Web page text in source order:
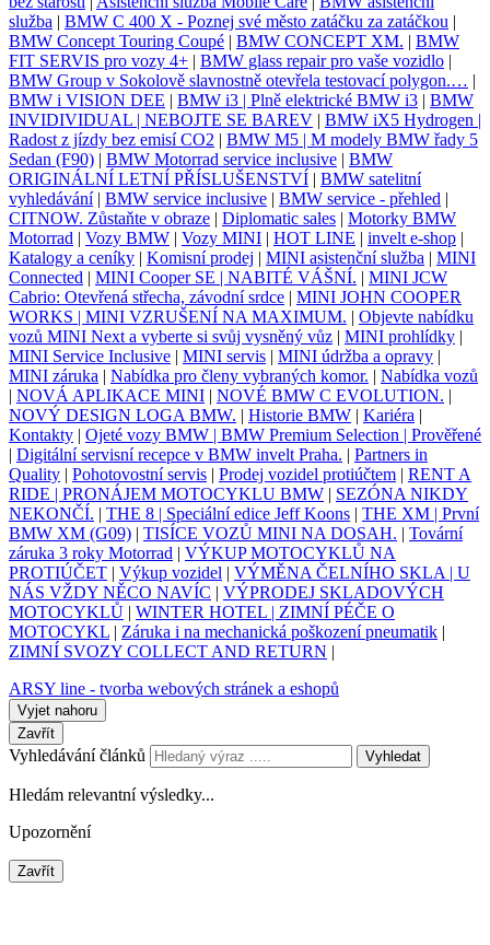
služba | BMW C 400 X - Poznej své město zatáčku za zatáčkou |
BMW Concept Touring Coupé | BMW CONCEPT XM. | BMW
FIT SERVIS pro vozy 4+ | BMW glass repair pro vaše vozidlo |
BMW Group v Sokolově slavnostně otevřela testovací polygon.… |
BMW i VISION DEE | BMW i3 | Plně elektrické BMW i3 | BMW
INVIDIVIDUAL | NEBOJTE SE BAREV | BMW iX5 Hydrogen |
Radost z jízdy bez emisí CO2 | BMW M5 | M modely BMW řady 5
Sedan (F90) | BMW Motorrad service inclusive | BMW
ORIGINÁLNÍ LETNÍ PŘÍSLUŠENSTVÍ | BMW satelitní
vyhledávání| BMW service inclusive | BMW service - přehled |
CITNOW. Zůstaňte v obraze | Diplomatic sales | Motorky BMW
Motorrad | Vozy BMW | Vozy MINI | HOT LINE | invelt e-shop |
Katalogy a ceníky | Komisní prodej | MINI asistenční služba | MINI
Connected | MINI Cooper SE | NABITÉ VÁŠNÍ. | MINI JCW
Cabrio: Otevřená střecha, závodní srdce | MINI JOHN COOPER
WORKS | MINI VZRUŠENÍ NA MAXIMUM. | Objevte nabídku
vozů MINI Next a vyberte si svůj vysněný vůz | MINI prohlídky |
MINI Service Inclusive | MINI servis | MINI údržba a opravy |
MINI záruka | Nabídka pro členy vybraných komor. | Nabídka vozů
| NOVÁ APLIKACE MINI | NOVÉ BMW C EVOLUTION. |
NOVÝ DESIGN LOGA BMW. | Historie BMW | Kariéra |
Kontakty | Ojeté vozy BMW | BMW Premium Selection | Prověřené
| Digitální servisní recepce v BMW invelt Praha. | Partners in
Quality | Pohotovostní servis | Prodej vozidel protiúčtem | RENT A
RIDE | PRONÁJEM MOTOCYKLU BMW | SEZÓNA NIKDY
NEKONČÍ. | THE 8 | Speciální edice Jeff Koons | THE XM | První
BMW XM (G09) | TISÍCE VOZŮ MINI NA DOSAH. | Tovární
záruka 3 roky Motorrad | VÝKUP MOTOCYKLŮ NA
PROTIÚČET | Výkup vozidel | VÝMĚNA ČELNÍHO SKLA | U
NÁS VŽDY NĚCO NAVÍC | VÝPRODEJ SKLADOVÝCH
MOTOCYKLŮ | WINTER HOTEL | ZIMNÍ PÉČE O
MOTOCYKL | Záruka i na mechanická poškození pneumatik |
ZIMNÍ SVOZY COLLECT AND RETURN |
ARSY line - tvorba webových stránek a eshopů
Vyjet nahoru
Zavřít
Vyhledávání článků Vyhledat
Hledám relevantní výsledky...
Upozornění
Zavřít